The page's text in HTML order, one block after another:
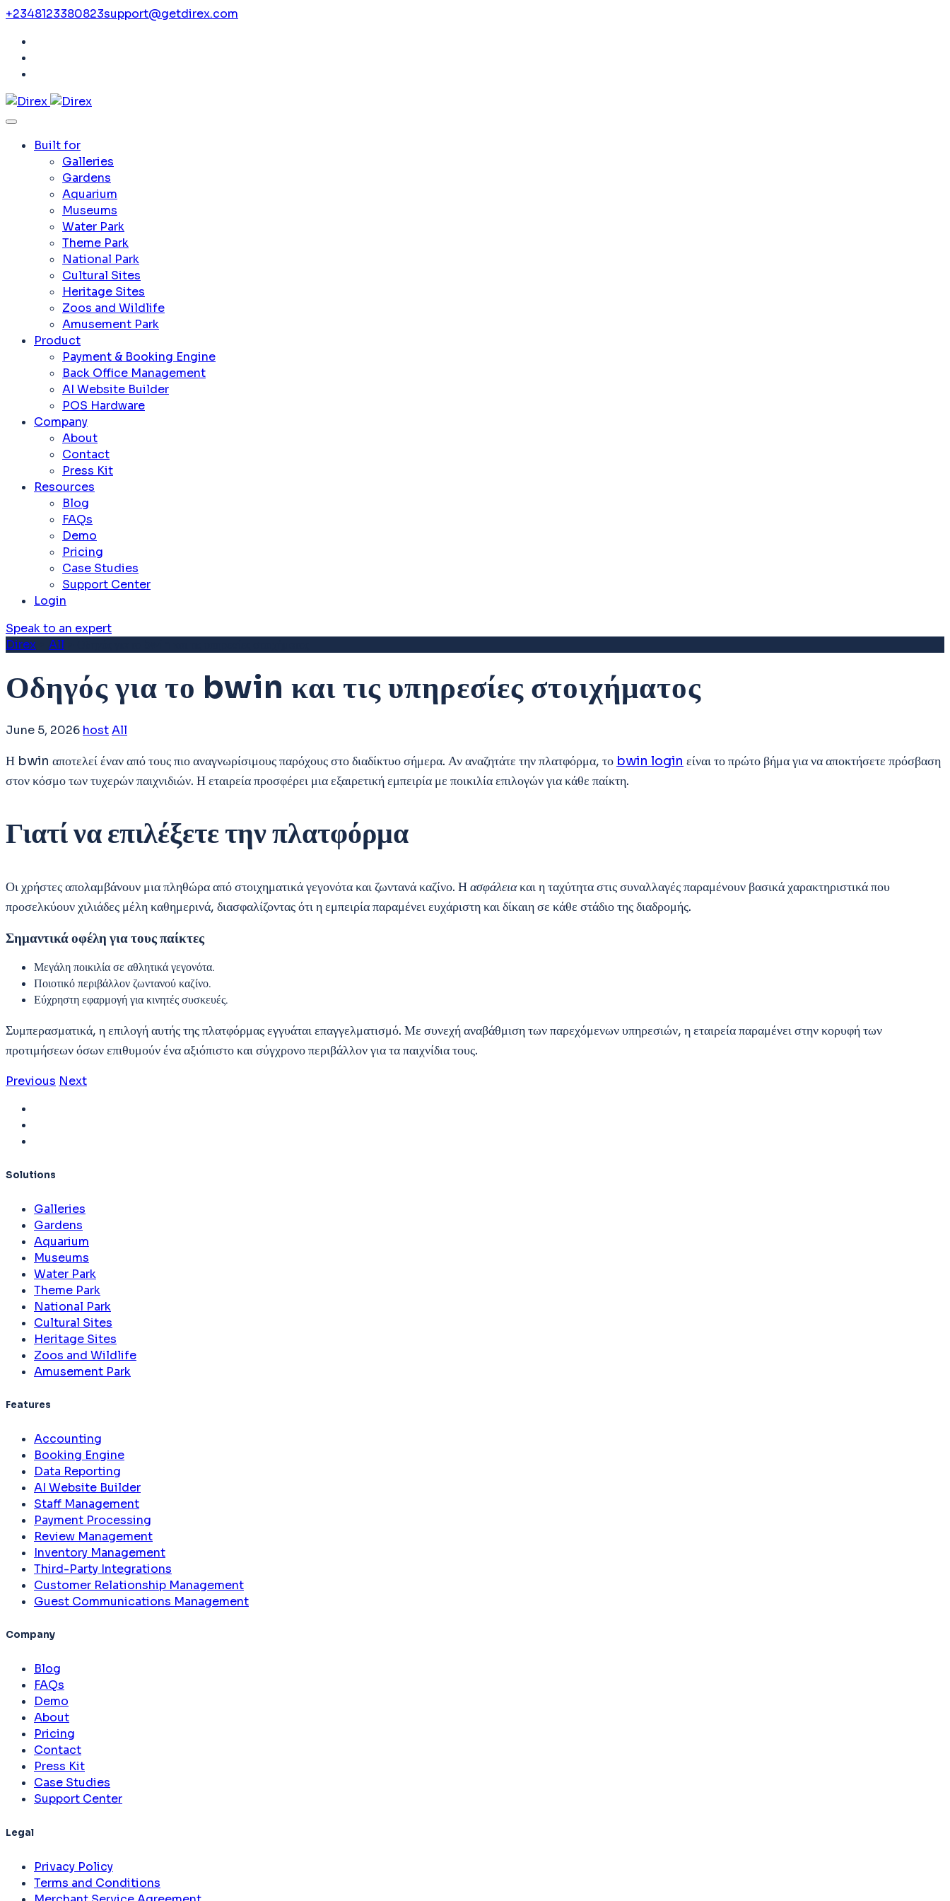
+2348123380823support@getdirex.com
Built for
Galleries
Gardens
Aquarium
Museums
Water Park
Theme Park
National Park
Cultural Sites
Heritage Sites
Zoos and Wildlife
Amusement Park
Product
Payment & Booking Engine
Back Office Management
AI Website Builder
POS Hardware
Company
About
Contact
Press Kit
Resources
Blog
FAQs
Demo
Pricing
Case Studies
Support Center
Login
Speak to an expert
Direx
All
Οδηγός για το bwin και τις υπηρεσίες στοιχήματος
June 5, 2026 hostAll
Η bwin αποτελεί έναν από τους πιο αναγνωρίσιμους παρόχους στο διαδίκτυο σήμερα. Αν αναζητάτε την πλατφόρμα, το bwin login είναι το πρώτο βήμα για να αποκτήσετε πρόσβαση
στον κόσμο των τυχερών παιχνιδιών. Η εταιρεία προσφέρει μια εξαιρετική εμπειρία με ποικιλία επιλογών για κάθε παίκτη.
Γιατί να επιλέξετε την πλατφόρμα
Οι χρήστες απολαμβάνουν μια πληθώρα από στοιχηματικά γεγονότα και ζωντανά καζίνο. Ηασφάλειακαι η ταχύτητα στις συναλλαγές παραμένουν βασικά χαρακτηριστικά που
προσελκύουν χιλιάδες μέλη καθημερινά, διασφαλίζοντας ότι η εμπειρία παραμένει ευχάριστη και δίκαιη σε κάθε στάδιο της διαδρομής.
Σημαντικά οφέλη για τους παίκτες
Μεγάλη ποικιλία σε αθλητικά γεγονότα.
Ποιοτικό περιβάλλον ζωντανού καζίνο.
Εύχρηστη εφαρμογή για κινητές συσκευές.
Συμπερασματικά, η επιλογή αυτής της πλατφόρμας εγγυάται επαγγελματισμό. Με συνεχή αναβάθμιση των παρεχόμενων υπηρεσιών, η εταιρεία παραμένει στην κορυφή των
προτιμήσεων όσων επιθυμούν ένα αξιόπιστο και σύγχρονο περιβάλλον για τα παιχνίδια τους.
Previous Next
Solutions
Galleries
Gardens
Aquarium
Museums
Water Park
Theme Park
National Park
Cultural Sites
Heritage Sites
Zoos and Wildlife
Amusement Park
Features
Accounting
Booking Engine
Data Reporting
AI Website Builder
Staff Management
Payment Processing
Review Management
Inventory Management
Third-Party Integrations
Customer Relationship Management
Guest Communications Management
Company
Blog
FAQs
Demo
About
Pricing
Contact
Press Kit
Case Studies
Support Center
Legal
Privacy Policy
Terms and Conditions